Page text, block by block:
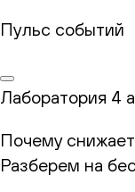
Пульс событий
Лаборатория 4
Почему
Разберем на